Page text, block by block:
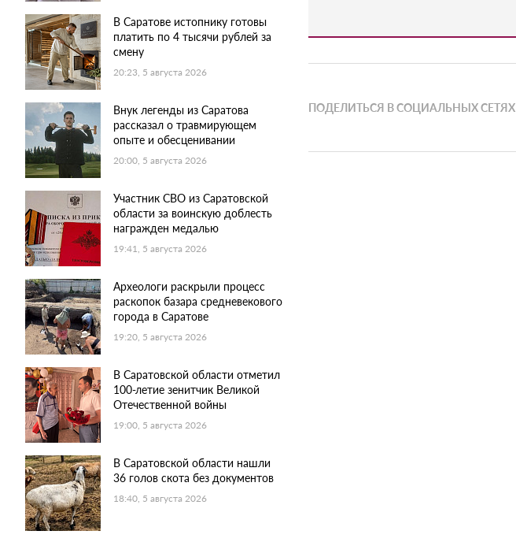
В Саратове истопнику готовы
платить по 4 тысячи рублей за
смену
20:23, 5 августа 2026
Внук легенды из Саратова
рассказал о травмирующем
опыте и обесценивании
20:00, 5 августа 2026
Участник СВО из Саратовской
области за воинскую доблесть
награжден медалью
19:41, 5 августа 2026
Археологи раскрыли процесс
раскопок базара средневекового
города в Саратове
19:20, 5 августа 2026
В Саратовской области отметил
100-летие зенитчик Великой
Отечественной войны
19:00, 5 августа 2026
В Саратовской области нашли
36 голов скота без документов
18:40, 5 августа 2026
ПОДЕЛИТЬСЯ В СОЦИАЛЬНЫХ СЕТЯХ